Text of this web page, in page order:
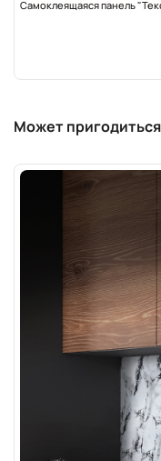
Самоклеящаяся панель
Может пригодиться